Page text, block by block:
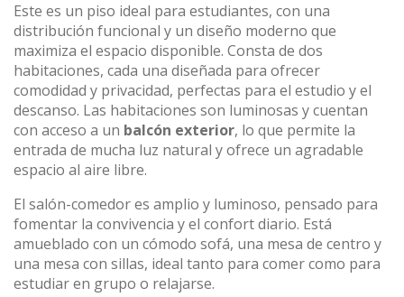
Este es un piso ideal para estudiantes, con una
distribución funcional y un diseño moderno que
maximiza el espacio disponible. Consta de dos
habitaciones, cada una diseñada para ofrecer
comodidad y privacidad, perfectas para el estudio y el
descanso. Las habitaciones son luminosas y cuentan
con acceso a un balcón exterior, lo que permite la
entrada de mucha luz natural y ofrece un agradable
espacio al aire libre.
El salón-comedor es amplio y luminoso, pensado para
fomentar la convivencia y el confort diario. Está
amueblado con un cómodo sofá, una mesa de centro y
una mesa con sillas, ideal tanto para comer como para
estudiar en grupo o relajarse.